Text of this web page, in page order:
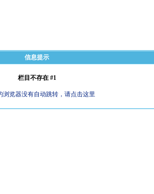
信息提示
栏目不存在 #1
浏览器没有自动跳转，请点击这里